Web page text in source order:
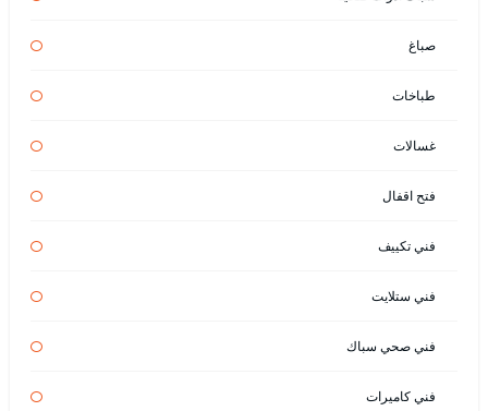
صباغ
طباخات
غسالات
فتح اقفال
فني تكييف
فني ستلايت
فني صحي سباك
فني كاميرات